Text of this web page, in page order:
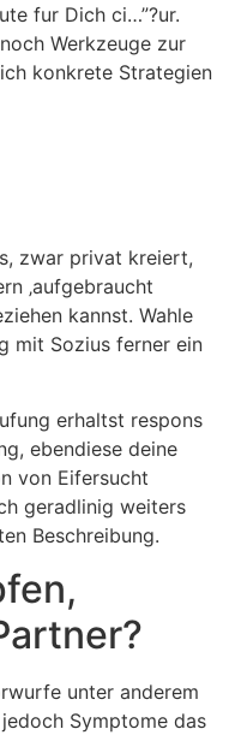
fur Dich ci…”?ur.
Werkzeuge zur
konkrete Strategien
zwar privat kreiert,
‚aufgebraucht
kannst. Wahle
mit Sozius ferner ein
erhaltst respons
ebendiese deine
von Eifersucht
geradlinig weiters
Beschreibung.
unter anderem
Symptome das